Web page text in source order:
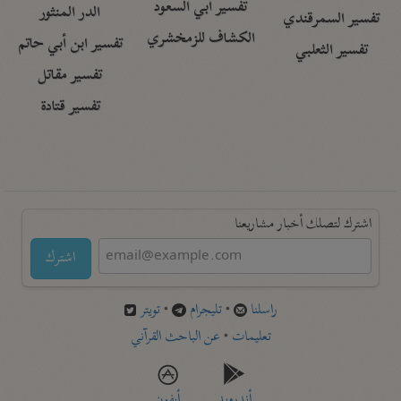
تفسير السمرقندي
تفسير الثعلبي
تفسير أبي السعود
الكشاف للزمخشري
الدر المنثور
تفسير ابن أبي حاتم
تفسير مقاتل
تفسير قتادة
اشترك لتصلك أخبار مشاريعنا
اشترك
راسلنا •تليجرام •تويتر
تعليمات •عن الباحث القرآني